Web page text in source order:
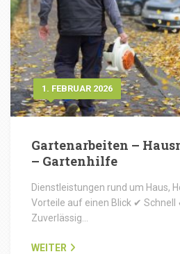
1. FEBRUAR 2026
Gartenarbeiten –
– Gartenhilfe
Dienstleistungen rund um Haus,
Vorteile auf einen Blick ✔
Zuverlässig…
WEITER